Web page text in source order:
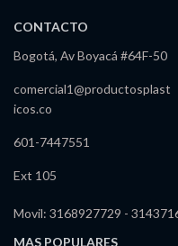
CONTACTO
Bogotá, Av Boyacá #64F-50
comercial1@productosplast
icos.co
601-7447551
Ext 105
Movil: 3168927729 -
MAS POPULARES